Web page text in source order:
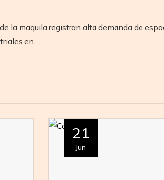
la maquila registran alta demanda de
en…
21
Jun